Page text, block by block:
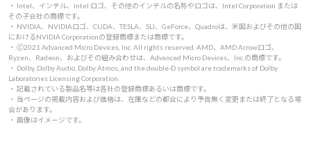
・ Intel、インテル、Intel ロゴ、その他のインテルの名称やロゴは、Intel Corporation または
その子会社の商標です。
・ NVIDIA、NVIDIAロゴ、CUDA、TESLA、SLI、GeForce、Quadroは、米国およびその他の国
におけるNVIDIA Corporationの登録商標または商標です。
・ 🄫2021 Advanced Micro Devices, Inc. All rights reserved. AMD、AMD Arrowロゴ、
Ryzen、Radeon、およびその組み合わせは、Advanced Micro Devices、Inc.の商標です。
・ Dolby, Dolby Audio, Dolby Atmos, and the double-D symbol are trademarks of Dolby
Laboratories Licensing Corporation.
・ 記載されている製品名等は各社の登録商標あるいは商標です。
・ 当ページの掲載内容および価格は、在庫などの都合により予告無く変更または終了となる場
合があります。
・ 画像はイメージです。